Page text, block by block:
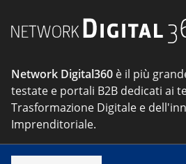
Network Digital360 è il più
testate e portali B2B dedicati ai
Trasformazione Digitale e
Imprenditoriale.